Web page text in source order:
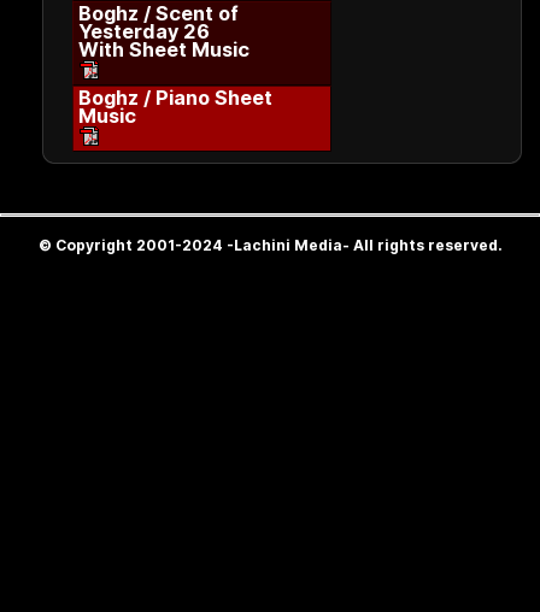
Boghz / Scent of
Yesterday 26
With Sheet Music
Boghz / Piano Sheet
Music
© Copyright 2001-2024 -Lachini Media- All rights reserved.